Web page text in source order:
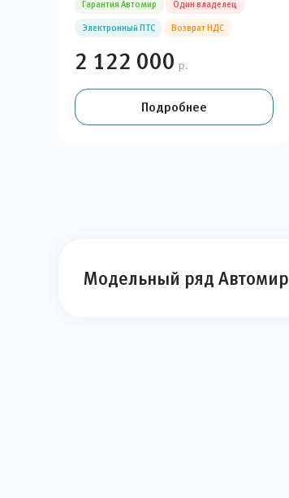
Гарантия Автомир Один владелец
Электронный ПТС Возврат НДС
2 122 000 р.
Подробнее
Модельный ряд Автомир